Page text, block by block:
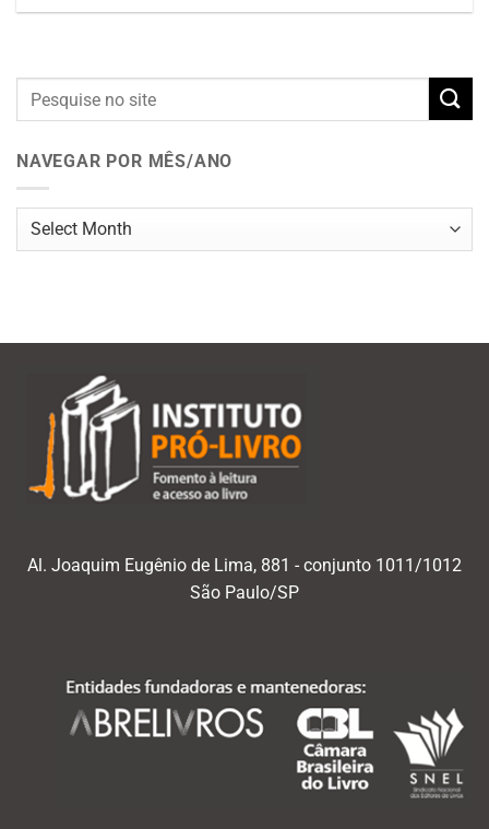
NAVEGAR POR MÊS/ANO
Navegar
Al. Joaquim Eugênio de Lima, 881 - conjunto 1011/1012
São Paulo/SP